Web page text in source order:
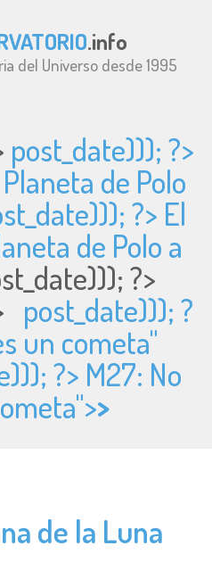
.info
del Universo desde 1995
post_date))); ?>
de Polo
?> El
de Polo a
?>
post_date))); ?
un cometa"
?> M27: No
>
de la Luna